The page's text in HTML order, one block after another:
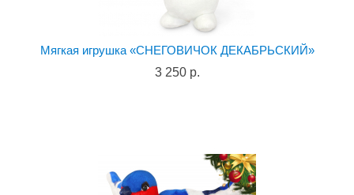
Мягкая игрушка «СНЕГОВИЧОК ДЕКАБРЬСКИЙ»
3 250 р.